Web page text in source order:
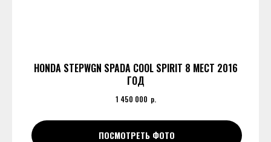
HONDA STEPWGN SPADA COOL SPIRIT 8 МЕСТ 2016
ГОД
1 450 000 р.
ПОСМОТРЕТЬ ФОТО